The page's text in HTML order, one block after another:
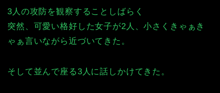
3人の攻防を観察することしばらく
突然、可愛い格好した女子が2人、小さくきゃぁき
ゃぁ言いながら近づいてきた。
そして並んで座る3人に話しかけてきた。